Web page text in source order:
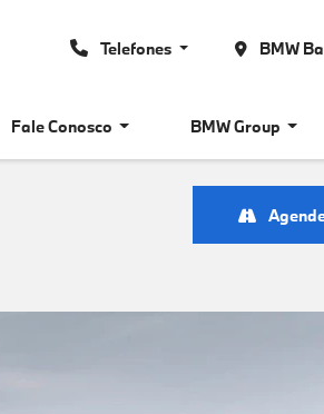
Telefones BMW
Fale Conosco BMW Group